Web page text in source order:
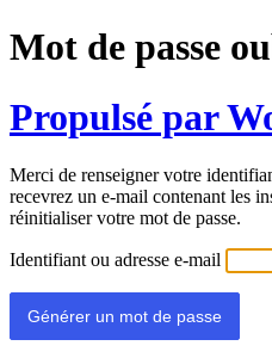
Mot de passe
Propulsé par
Merci de renseigner votre
recevrez un e-mail contenant les
réinitialiser votre mot de passe.
Identifiant ou adresse e-mail